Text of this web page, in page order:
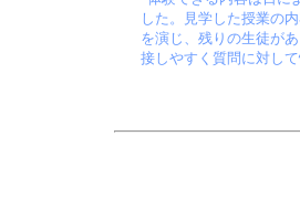
した。見学した授業の
を演じ、残りの生徒が
接しやすく質問に対し